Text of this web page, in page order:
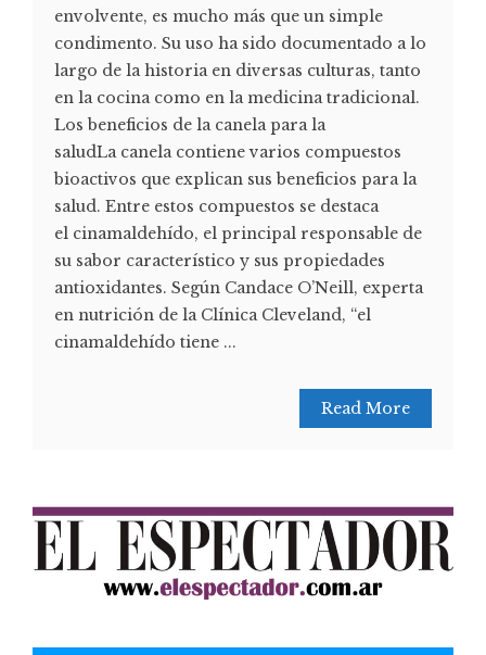
envolvente, es mucho más que un simple
condimento. Su uso ha sido documentado a lo
largo de la historia en diversas culturas, tanto
en la cocina como en la medicina tradicional.
Los beneficios de la canela para la
saludLa canela contiene varios compuestos
bioactivos que explican sus beneficios para la
salud. Entre estos compuestos se destaca
el cinamaldehído, el principal responsable de
su sabor característico y sus propiedades
antioxidantes. Según Candace O’Neill, experta
en nutrición de la Clínica Cleveland, “el
cinamaldehído tiene ...
Read More